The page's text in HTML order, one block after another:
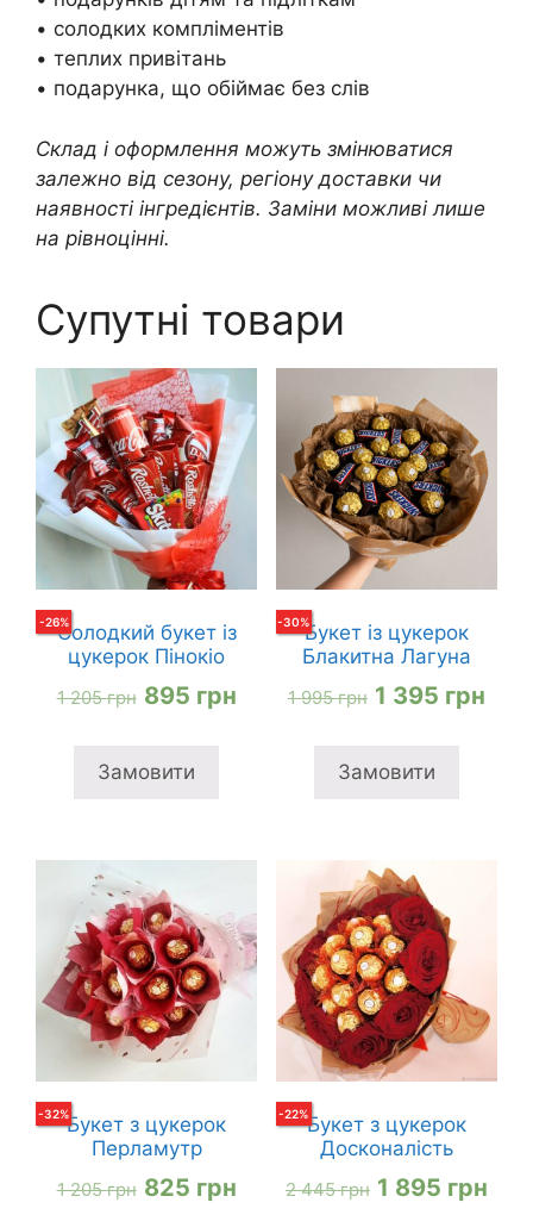
• солодких компліментів
• теплих привітань
• подарунка, що обіймає без слів
Склад і оформлення можуть змінюватися
залежно від сезону, регіону доставки чи
наявності інгредієнтів. Заміни можливі лише
на рівноцінні.
Супутні товари
-26%
Солодкий букет із
цукерок Пінокіо
1 205грн Оригінальна
1
895 грнПоточна
Замовити
-30%Букет із цукерок
Блакитна Лагуна
1 995грн Оригінальна
1
1 395 грн
Замовити
-32%Букет з цукерок
Перламутр
1 205грн Оригінальна
825 грнПоточна
-22%Букет з цукерок
Досконалість
2 445грн Оригінальна
1 895 грн